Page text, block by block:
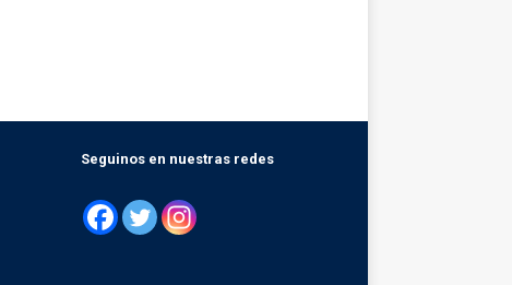
Seguinos en nuestras redes